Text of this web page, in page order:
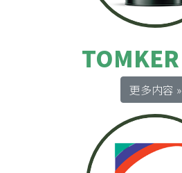
TOMKER
更多内容 »